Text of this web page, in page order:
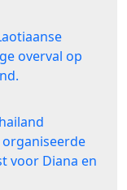
overval op
voor Diana en